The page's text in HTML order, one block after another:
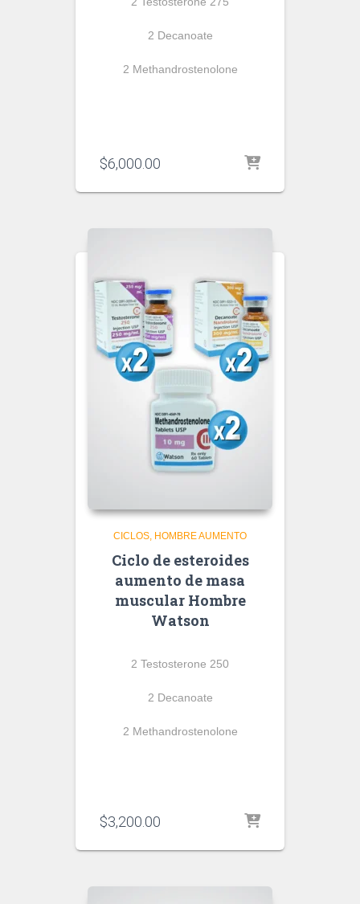
2 Decanoate
2 Methandrostenolone
$6,000.00
CICLOS HOMBRE AUMENTO
Ciclo de esteroides
aumento de masa
muscular Hombre
Watson
2 Testosterone 250
2 Decanoate
2 Methandrostenolone
$3,200.00